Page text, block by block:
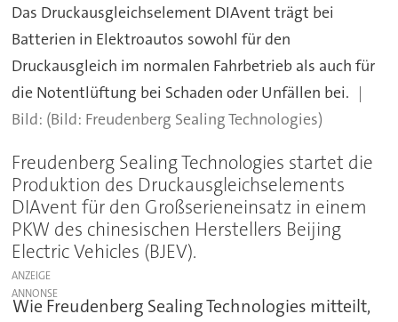
Das Druckausgleichselement DIAvent trägt bei
Batterien in Elektroautos sowohl für den
Druckausgleich im normalen Fahrbetrieb als auch für
die Notentlüftung bei Schaden oder Unfällen bei.
(Bild: Freudenberg Sealing Technologies)
Freudenberg Sealing Technologies startet die
Produktion des Druckausgleichselements
DIAvent für den Großserieneinsatz in einem
PKW des chinesischen Herstellers Beijing
Electric Vehicles (BJEV).
ANZEIGE
Wie Freudenberg Sealing Technologies mitteilt,